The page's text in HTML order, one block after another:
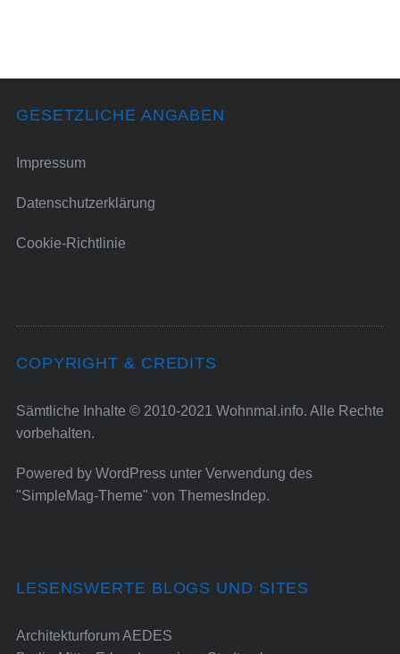
GESETZLICHE ANGABEN
Impressum
Datenschutzerklärung
Cookie-Richtlinie
COPYRIGHT & CREDITS
Sämtliche Inhalte © 2010-2021 Wohnmal.info. Alle Rechte
vorbehalten.
Powered by WordPressunter Verwendung des
"SimpleMag-Theme" von ThemesIndep.
LESENSWERTE BLOGS UND SITES
Architekturforum AEDES